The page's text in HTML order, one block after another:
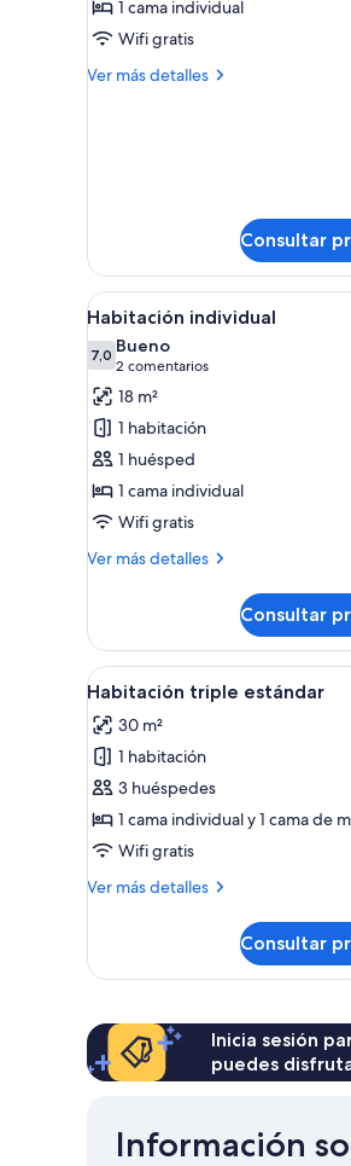
fotos
de
Single
1 cama individual
Wifi gratis
Ver más detalles
Más
Consultar
Abrir
todas
las
fotos
de
Habitación
individual
8
Habitación individual
7,07,0 de 10
Bueno
2 comentarios
(2 comentarios)
18 m²
1 habitación
1 huésped
1 cama individual
Wifi gratis
Ver más detalles
Más
individual
Consultar
Abrir
todas
las
fotos
de
Habitación
triple
5
Habitación triple estándar
30 m²
1 habitación
3 huéspedes
1 cama individual y 1 cama de
Wifi gratis
Ver más detalles
Más
triple
Consultar
Inicia sesión
puedes
Información